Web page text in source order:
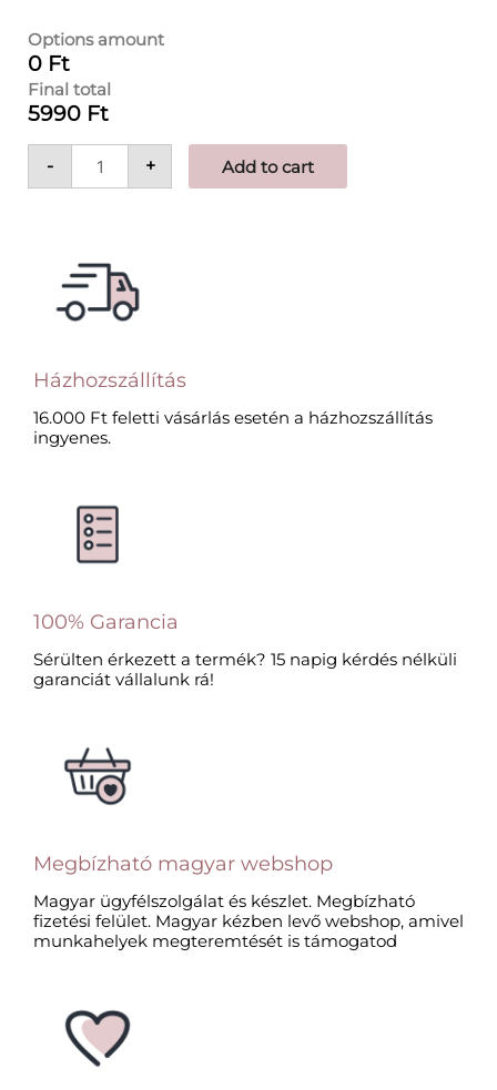
Options amount
0 Ft
Final total
5990 Ft
- + Add to cart
Házhozszállítás
16.000 Ft feletti vásárlás esetén a házhozszállítás
ingyenes.
100% Garancia
Sérülten érkezett a termék? 15 napig kérdés nélküli
garanciát vállalunk rá!
Megbízható magyar webshop
Magyar ügyfélszolgálat és készlet. Megbízható
fizetési felület. Magyar kézben levő webshop, amivel
munkahelyek megteremtését is támogatod​